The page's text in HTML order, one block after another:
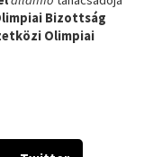
Bizottság
Olimpiai